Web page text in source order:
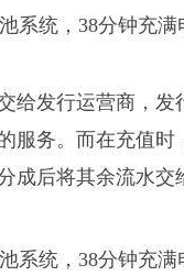
给发行运营商，发
服务。而在充值
成后将其余流水